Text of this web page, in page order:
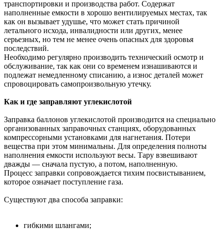
транспортировки и производства работ. Содержат
наполненные емкости в хорошо вентилируемых местах, так
как он вызывает удушье, что может стать причиной
летального исхода, инвалидности или других, менее
серьезных, но тем не менее очень опасных для здоровья
последствий.
Необходимо регулярно производить технический осмотр и
обслуживание, так как они со временем изнашиваются и
подлежат немедленному списанию, а износ деталей может
спровоцировать самопроизвольную утечку.
Как и где заправляют углекислотой
Заправка баллонов углекислотой производится на специально
организованных заправочных станциях, оборудованных
компрессорными установками для нагнетания. Потери
вещества при этом минимальны. Для определения полноты
наполнения емкости используют весы. Тару взвешивают
дважды — сначала пустую, а потом, наполненную.
Процесс заправки сопровождается тихим посвистыванием,
которое означает поступление газа.
Существуют два способа заправки:
гибкими шлангами;